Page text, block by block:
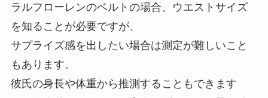
ラルフローレンのベルトの場合、ウエストサイズ
を知ることが必要ですが、
サプライズ感を出したい場合は測定が難しいこと
もあります。
彼氏の身長や体重から推測することもできます